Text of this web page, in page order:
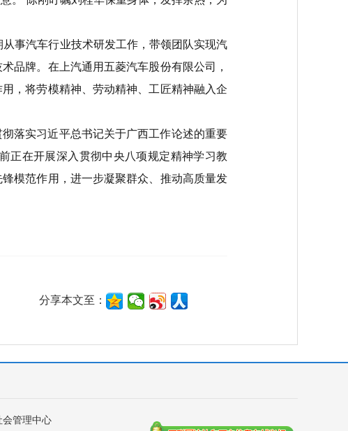
事汽车行业技术研发工作，带领团队实现汽
品牌。在上汽通用五菱汽车股份有限公司，
，将劳模精神、劳动精神、工匠精神融入企
落实习近平总书记关于广西工作论述的重要
正在开展深入贯彻中央八项规定精神学习教
模范作用，进一步凝聚群众、推动高质量发
分享本文至：
会管理中心